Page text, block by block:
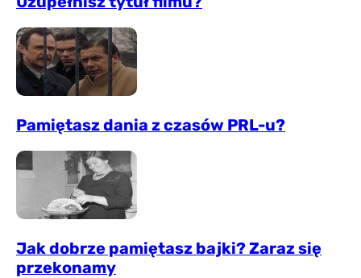
Pamiętasz dania z czasów PRL-u?
Jak dobrze pamiętasz bajki? Zaraz się
przekonamy